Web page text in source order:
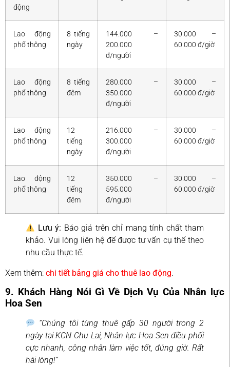
động
Lao động
phổ thông
8 tiếng
ngày
144.000 –
200.000
đ/người
30.000 –
60.000 đ/giờ
Lao động
phổ thông
8 tiếng
đêm
280.000 –
350.000
đ/người
30.000 –
60.000 đ/giờ
Lao động
phổ thông
12
tiếng
ngày
216.000 –
300.000
đ/người
30.000 –
60.000 đ/giờ
Lao động
phổ thông
12
tiếng
đêm
350.000 –
595.000
đ/người
30.000 –
60.000 đ/giờ
Lưu ý: Báo giá trên chỉ mang tính chất tham
khảo. Vui lòng liên hệ để được tư vấn cụ thể theo
nhu cầu thực tế.
Xem thêm: chi tiết bảng giá cho thuê lao động.
9. Khách Hàng Nói Gì Về Dịch Vụ Của Nhân lực
Hoa Sen
“Chúng tôi từng thuê gấp 30 người trong 2
ngày tại KCN Chu Lai, Nhân lực Hoa Sen điều phối
cực nhanh, công nhân làm việc tốt, đúng giờ. Rất
hài lòng!”